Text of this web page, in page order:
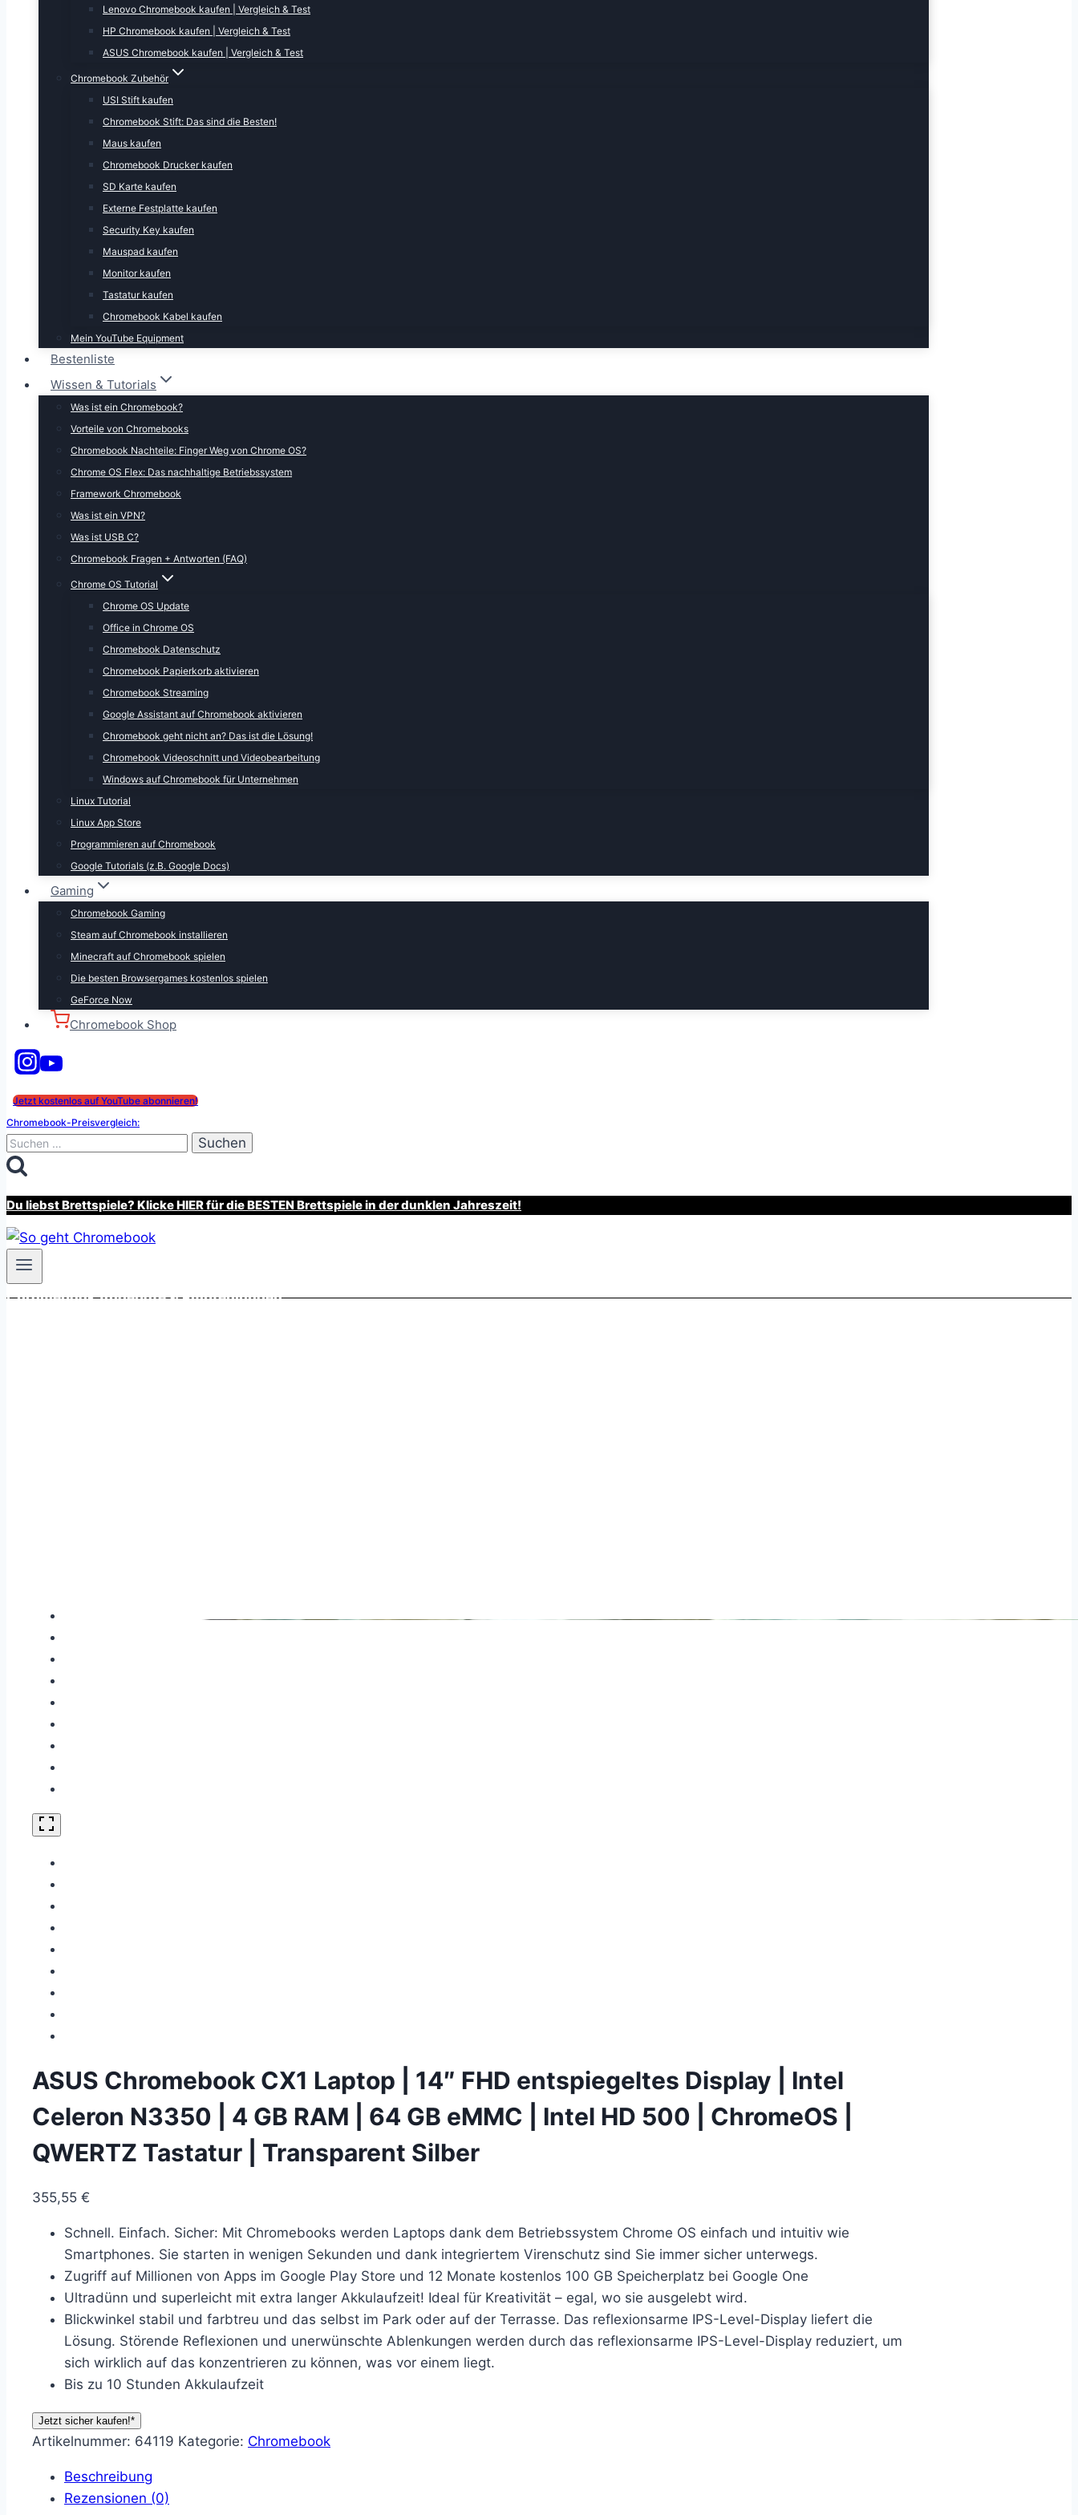
Lenovo Chromebook kaufen | Vergleich & Test
HP Chromebook kaufen | Vergleich & Test
ASUS Chromebook kaufen | Vergleich & Test
Chromebook Zubehör
USI Stift kaufen
Chromebook Stift: Das sind die Besten!
Maus kaufen
Chromebook Drucker kaufen
SD Karte kaufen
Externe Festplatte kaufen
Security Key kaufen
Mauspad kaufen
Monitor kaufen
Tastatur kaufen
Chromebook Kabel kaufen
Mein YouTube Equipment
Bestenliste
Wissen & Tutorials
Was ist ein Chromebook?
Vorteile von Chromebooks
Chromebook Nachteile: Finger Weg von Chrome OS?
Chrome OS Flex: Das nachhaltige Betriebssystem
Framework Chromebook
Was ist ein VPN?
Was ist USB C?
Chromebook Fragen + Antworten (FAQ)
Chrome OS Tutorial
Chrome OS Update
Office in Chrome OS
Chromebook Datenschutz
Chromebook Papierkorb aktivieren
Chromebook Streaming
Google Assistant auf Chromebook aktivieren
Chromebook geht nicht an? Das ist die Lösung!
Chromebook Videoschnitt und Videobearbeitung
Windows auf Chromebook für Unternehmen
Linux Tutorial
Linux App Store
Programmieren auf Chromebook
Google Tutorials (z.B. Google Docs)
Gaming
Chromebook Gaming
Steam auf Chromebook installieren
Minecraft auf Chromebook spielen
Die besten Browsergames kostenlos spielen
GeForce Now
Chromebook Shop
Jetzt kostenlos auf YouTube abonnieren!
Chromebook-Preisvergleich:
Suchen
nach:
Du liebst Brettspiele? Klicke HIER für die BESTEN Brettspiele in der dunklen Jahreszeit!
Chromebook Angebote & Empfehlungen
ASUS Chromebook CX1 Laptop | 14″ FHD entspiegeltes Display | Intel
Celeron N3350 | 4 GB RAM | 64 GB eMMC | Intel HD 500 | ChromeOS |
QWERTZ Tastatur | Transparent Silber
355,55 €
Schnell. Einfach. Sicher: Mit Chromebooks werden Laptops dank dem Betriebssystem Chrome OS einfach und intuitiv wie
Smartphones. Sie starten in wenigen Sekunden und dank integriertem Virenschutz sind Sie immer sicher unterwegs.
Zugriff auf Millionen von Apps im Google Play Store und 12 Monate kostenlos 100 GB Speicherplatz bei Google One
Ultradünn und superleicht mit extra langer Akkulaufzeit! Ideal für Kreativität – egal, wo sie ausgelebt wird.
Blickwinkel stabil und farbtreu und das selbst im Park oder auf der Terrasse. Das reflexionsarme IPS-Level-Display liefert die
Lösung. Störende Reflexionen und unerwünschte Ablenkungen werden durch das reflexionsarme IPS-Level-Display reduziert, um
sich wirklich auf das konzentrieren zu können, was vor einem liegt.
Bis zu 10 Stunden Akkulaufzeit
Jetzt sicher kaufen!*
Artikelnummer: 64119 Kategorie: Chromebook
Beschreibung
Rezensionen (0)